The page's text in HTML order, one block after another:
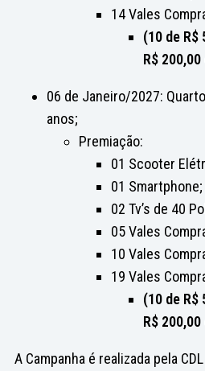
14 Vales
(10 de R$
R$
06 de Janeiro/2027:
anos;
Premiação:
01 Scooter
01 Smartphone;
02 Tv’s de 40
05 Vales
10 Vales
19 Vales
(10 de R$
R$
A Campanha é realizada pela